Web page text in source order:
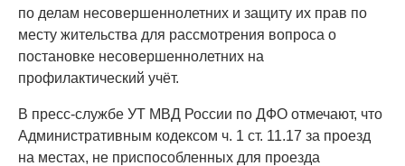
по делам несовершеннолетних и защиту их прав по
месту жительства для рассмотрения вопроса о
постановке несовершеннолетних на
профилактический учёт.
В пресс-службе УТ МВД России по ДФО отмечают, что
Административным кодексом ч. 1 ст. 11.17 за проезд
на местах, не приспособленных для проезда